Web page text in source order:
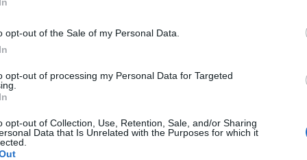
opt-out of the Sale of my Personal Data.
opt-out of processing my Personal Data for Targeted
opt-out of Collection, Use, Retention, Sale, and/or Sharing
Data that Is Unrelated with the Purposes for which it
του έχει πανηγυρικό χαρακτήρα για τους